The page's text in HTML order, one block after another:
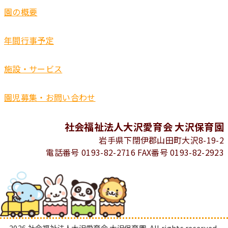
園の概要
年間行事予定
施設・サービス
園児募集・お問い合わせ
社会福祉法人大沢愛育会 大沢保育園
岩手県下閉伊郡山田町大沢8-19-2
電話番号 0193-82-2716 FAX番号 0193-82-2923